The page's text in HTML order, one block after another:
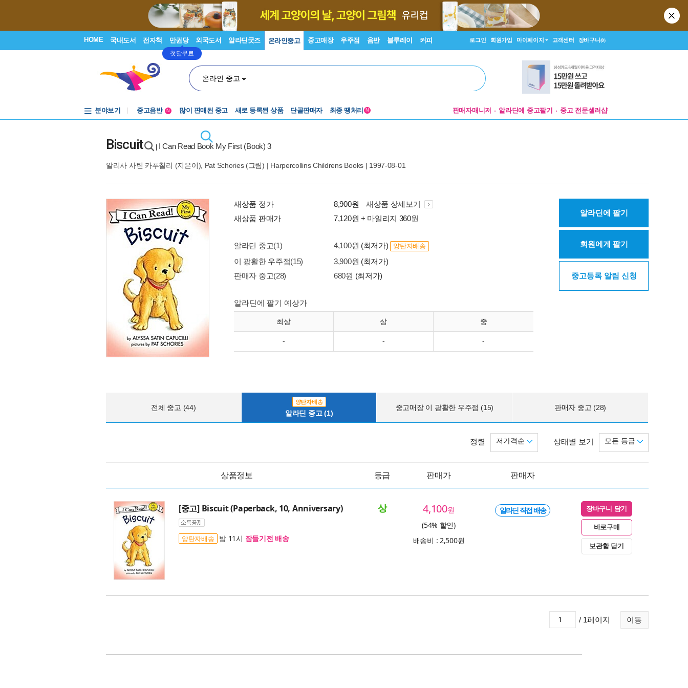
HOME 국내도서 전자책 만권당
첫달무료
외국도서 알라딘굿즈 온라인중고 중고매장 우주점 음반 블루레이 커피 로그인 회원가입 마이페이지 고객센터 장바구니(0)
온라인 중고
분야보기
중고음반
N 많이 판매된 중고 새로 등록된 상품 단골판매자 최종 땡처리 N 판매자매니저 알라딘에 중고팔기 중고 전문셀러샵
Biscuit I Can Read Book My First (Book) 3
알리사 사틴 카푸칠리 (지은이), Pat Schories(그림) | Harpercollins Childrens Books| 1997-08-01
새상품 정가 8,900원
새상품 상세보기
새상품 판매가
7,120원 + 마일리지 360원
알라딘 중고(1) 4,100원 (최저가) 양탄자배송
이 광활한 우주점(15) 3,900원 (최저가)
판매자 중고(28)
680원 (최저가)
알라딘에 팔기 예상가
최상 상 중
- - -
알라딘에 팔기
회원에게 팔기
중고등록 알림 신청
전체 중고 (44)
양탄자배송
알라딘 중고 (1)
중고매장 이 광활한 우주점 (15) 판매자 중고 (28)
상태별 보기 모든 등급
정렬 저가격순
상품정보 등급 판매가 판매자
[중고] Biscuit (Paperback, 10, Anniversary)
양탄자배송 밤 11시 잠들기전 배송
상 4,100원
(54% 할인)
배송비 : 2,500원
알라딘 직접 배송 장바구니 담기
바로구매
보관함 담기
이동
/ 1페이지